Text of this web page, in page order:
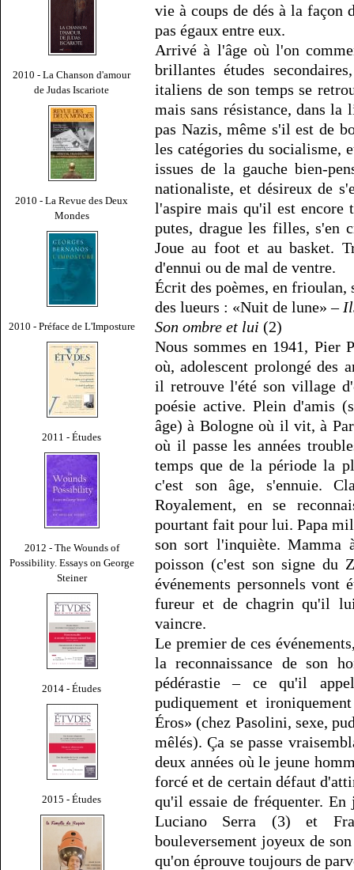
2010 - La Chanson d'amour
de Judas Iscariote
2010 - La Revue des Deux
Mondes
2010 - Préface de L'Imposture
2011 - Études
2012 - The Wounds of
Possibility. Essays on George
Steiner
2014 - Études
2015 - Études
vie à coups de dés à la façon
pas égaux entre eux.
Arrivé à l'âge où l'on
brillantes études
italiens de son temps se
mais sans résistance, dans la
pas Nazis, même s'il est de
les catégories du socialisme,
issues de la gauche bien-
nationaliste, et désireux de
l'aspire mais qu'il est
putes, drague les filles, s'en
Joue au foot et au basket.
d'ennui ou de mal de ventre.
Écrit des poèmes, en
des lueurs : «Nuit de lune» –
Son ombre et lui (2)
Nous sommes en 1941, Pier
où, adolescent prolongé des
il retrouve l'été son village
poésie active. Plein d'amis
âge) à Bologne où il vit, à
où il passe les années
temps que de la période la
c'est son âge, s'ennuie.
Royalement, en se
pourtant fait pour lui. Papa
son sort l'inquiète. Mamma
poisson (c'est son signe du
événements personnels vont
fureur et de chagrin qu'il
vaincre.
Le premier de ces
la reconnaissance de son
pédérastie – ce qu'il
pudiquement et
Éros» (chez Pasolini, sexe,
mêlés). Ça se passe
deux années où le jeune
forcé et de certain défaut
qu'il essaie de fréquenter.
Luciano Serra (3) et
bouleversement joyeux de
qu'on éprouve toujours de